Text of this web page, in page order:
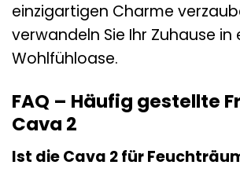
einzigartigen Charme
verwandeln Sie Ihr Zuhause in
Wohlfühloase.
FAQ – Häufig gestellte
Cava 2
Ist die Cava 2 für